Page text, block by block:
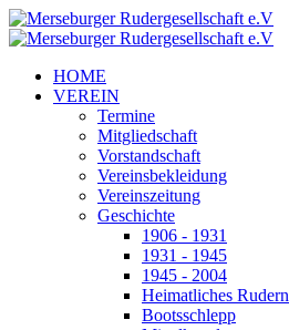
HOME
VEREIN
Termine
Mitgliedschaft
Vorstandschaft
Vereinsbekleidung
Vereinszeitung
Geschichte
1906 - 1931
1931 - 1945
1945 - 2004
Heimatliches Rudern
Bootsschlepp